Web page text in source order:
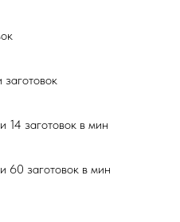
14 заготовок в мин
60 заготовок в мин